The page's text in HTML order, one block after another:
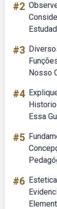
#2
#3
Nosso
#4
Essa
#5
#6